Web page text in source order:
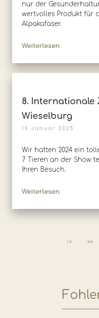
nur der
wertvolles Produkt für
Alpakafaser.
Weiterlesen
8. Internationale
Wieselburg
19 Januar 2025
Wir hatten 2024 ein
7 Tieren an der Show
Ihren Besuch.
Weiterlesen